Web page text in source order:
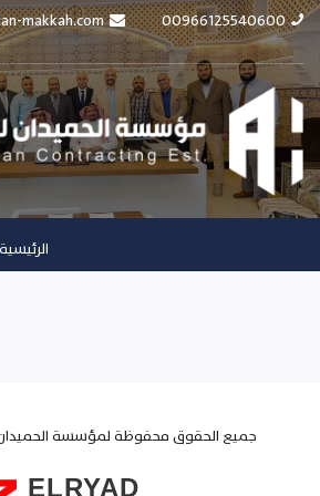
00966125540600
makkah.com
الرئيسية
© جميع الحقوق محفوظة لمؤسسة الحميدان
ELRYAD